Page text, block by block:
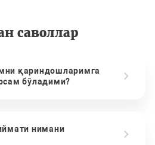
саволлар
қариндошларимга
бўладими?
нимани